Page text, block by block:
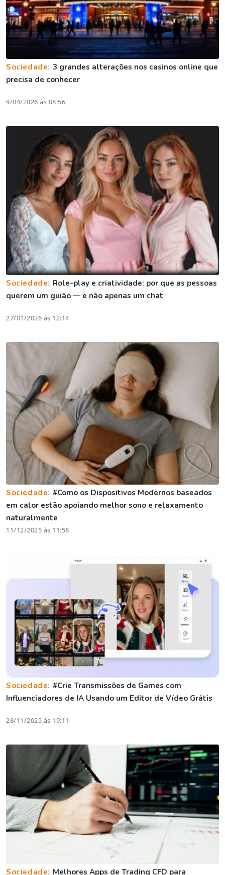
Sociedade: 3 grandes alterações nos casinos online que
precisa de conhecer
9/04/2026 às 08:56
Sociedade: Role-play e criatividade: por que as pessoas
querem um guião — e não apenas um chat
27/01/2026 às 12:14
Sociedade: #Como os Dispositivos Modernos baseados
em calor estão apoiando melhor sono e relaxamento
naturalmente
11/12/2025 às 11:58
Sociedade: #Crie Transmissões de Games com
Influenciadores de IA Usando um Editor de Vídeo Grátis
28/11/2025 às 19:11
Sociedade: Melhores Apps de Trading CFD para